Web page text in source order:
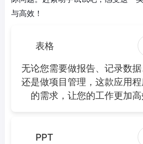
与高效！
表格
无论您需要做报告、记录数据
还是做项目管理，这款应用
的需求，让您的工作更加高
PPT